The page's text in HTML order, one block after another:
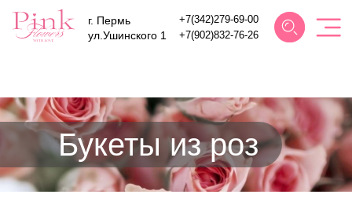
+7(902)832-76-
ул.Ушинского 1
Букеты из роз